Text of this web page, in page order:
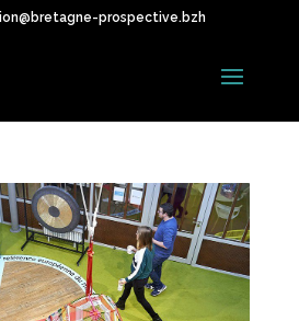
prospective.bzh